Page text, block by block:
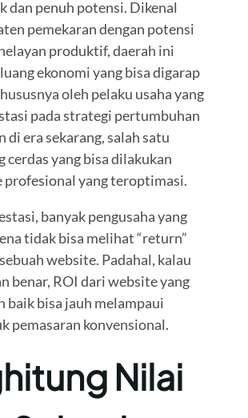
dan penuh potensi. Dikenal
pemekaran dengan potensi
produktif, daerah ini
ekonomi yang bisa digarap
oleh pelaku usaha yang
pada strategi pertumbuhan
di era sekarang, salah satu
cerdas yang bisa dilakukan
profesional yang teroptimasi.
banyak pengusaha yang
tidak bisa melihat “return”
website. Padahal, kalau
benar, ROI dari website yang
baik bisa jauh melampaui
pemasaran konvensional.
Nilai